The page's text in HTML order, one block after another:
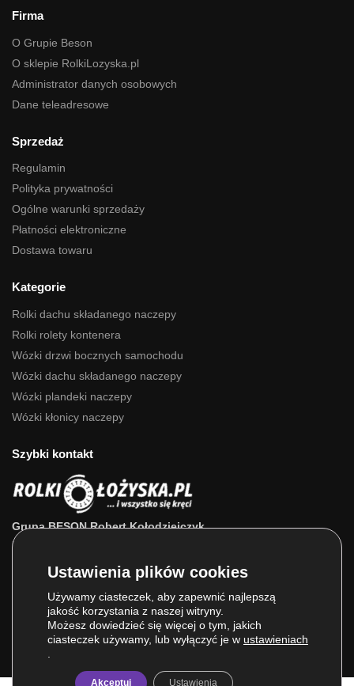
Firma
O Grupie Beson
O sklepie RolkiLozyska.pl
Administrator danych osobowych
Dane teleadresowe
Sprzedaż
Regulamin
Polityka prywatności
Ogólne warunki sprzedaży
Płatności elektroniczne
Dostawa towaru
Kategorie
Rolki dachu składanego naczepy
Rolki rolety kontenera
Wózki drzwi bocznych samochodu
Wózki dachu składanego naczepy
Wózki plandeki naczepy
Wózki kłonicy naczepy
Szybki kontakt
Grupa BESON Robert Kołodziejczyk
ul. Powstańców Wlkp. 63a
E-mail:sklep@rolkilozyska.pl
Używamy ciasteczek, aby zapewnić najlepszą
jakość korzystania z naszej witryny.
Możesz dowiedzieć się więcej o tym, jakich
ciasteczek używamy, lub wyłączyć je w ustawieniach
Akceptuj Ustawienia